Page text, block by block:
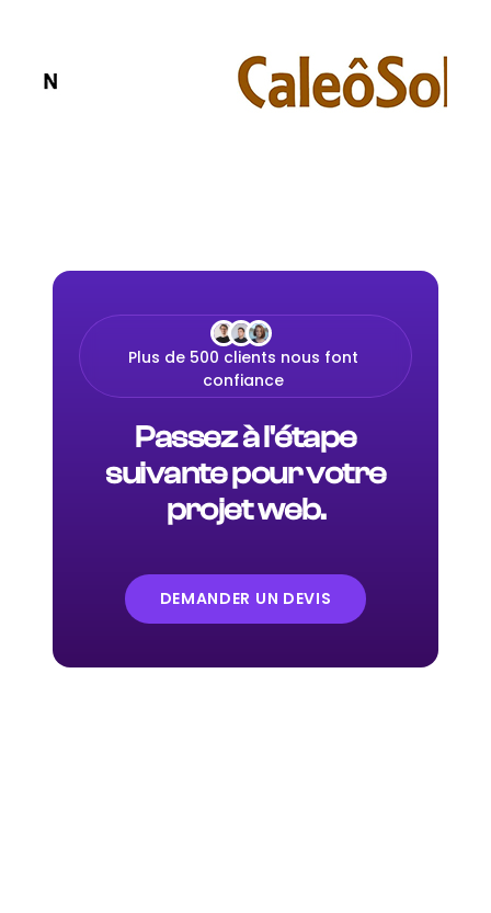
Plus de 500 clients nous font
confiance
Passez à l'étape
suivante pour votre
projet web.
DEMANDER UN DEVIS